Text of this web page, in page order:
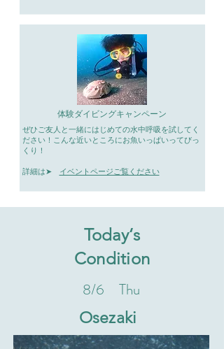
体験ダイビングキャンペーン
ぜひご友人と一緒にはじめての水中呼吸を試してく
ださい！こんな近いところにお魚いっぱいってびっ
くり！
​詳細は➤ イベントページご覧ください
Today‘s
Condition
8/6 Thu
​Osezaki